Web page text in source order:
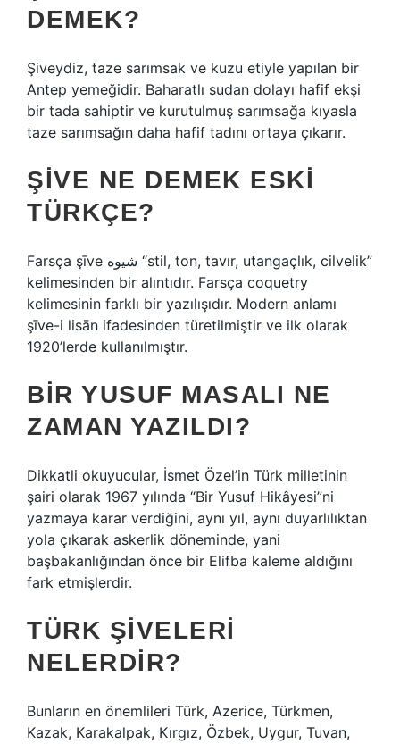
DEMEK?
Şiveydiz, taze sarımsak ve kuzu etiyle yapılan bir
Antep yemeğidir. Baharatlı sudan dolayı hafif ekşi
bir tada sahiptir ve kurutulmuş sarımsağa kıyasla
taze sarımsağın daha hafif tadını ortaya çıkarır.
ŞIVE NE DEMEK ESKI
TÜRKÇE?
Farsça şīve شیوه “stil, ton, tavır, utangaçlık, cilvelik”
kelimesinden bir alıntıdır. Farsça coquetry
kelimesinin farklı bir yazılışıdır. Modern anlamı
şīve-i lisān ifadesinden türetilmiştir ve ilk olarak
1920’lerde kullanılmıştır.
BIR YUSUF MASALI NE
ZAMAN YAZILDI?
Dikkatli okuyucular, İsmet Özel’in Türk milletinin
şairi olarak 1967 yılında “Bir Yusuf Hikâyesi”ni
yazmaya karar verdiğini, aynı yıl, aynı duyarlılıktan
yola çıkarak askerlik döneminde, yani
başbakanlığından önce bir Elifba kaleme aldığını
fark etmişlerdir.
TÜRK ŞIVELERI
NELERDIR?
Bunların en önemlileri Türk, Azerice, Türkmen,
Kazak, Karakalpak, Kırgız, Özbek, Uygur, Tuvan,